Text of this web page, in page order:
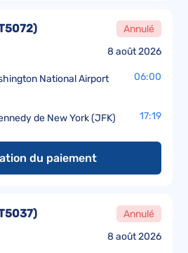
8 août 2026
) Annulé
National Airport
06:00
de New York (JFK) 17:19
du paiement
8 août 2026
) Annulé